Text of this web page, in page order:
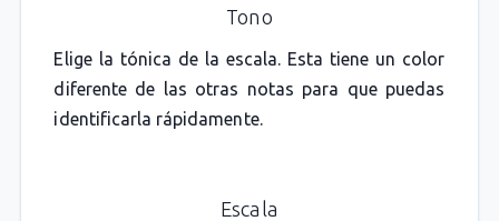
Tono
Elige la tónica de la escala. Esta tiene un color
diferente de las otras notas para que puedas
identificarla rápidamente.
Escala